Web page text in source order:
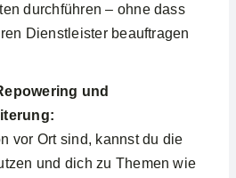
durchführen – ohne dass
Dienstleister beauftragen
und
vor Ort sind, kannst du die
und dich zu Themen wie